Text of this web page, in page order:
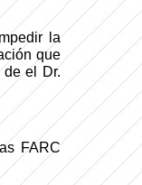
la
que
el Dr.
FARC